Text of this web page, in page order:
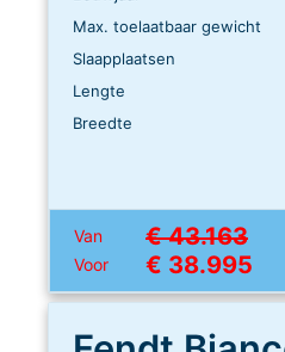
Max. toelaatbaar gewicht
Slaapplaatsen
Lengte
Breedte
Van € 43.163
Voor € 38.995